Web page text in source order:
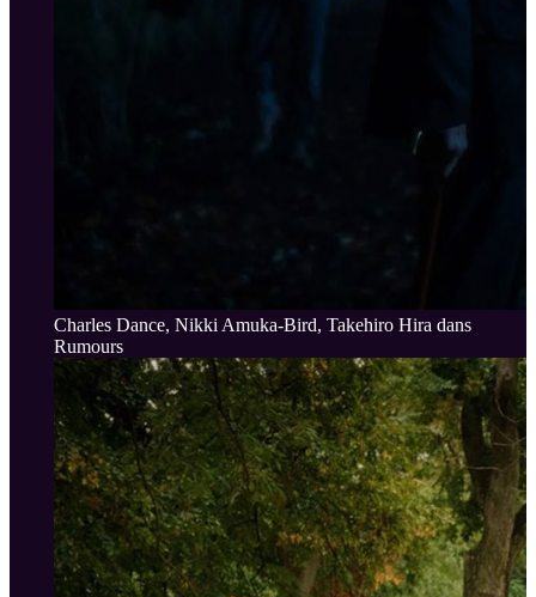
Charles Dance, Nikki Amuka-Bird, Takehiro Hira dans
Rumours